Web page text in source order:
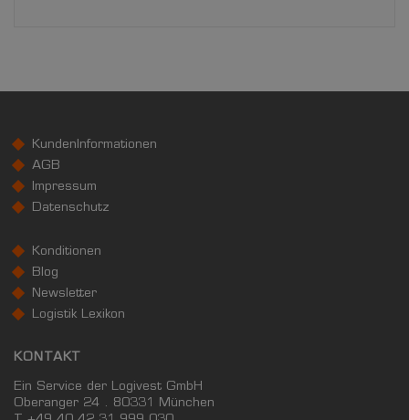
KundenInformationen
AGB
Impressum
Datenschutz
Konditionen
Blog
Newsletter
Logistik Lexikon
KONTAKT
Ein Service der Logivest GmbH
Oberanger 24 . 80331 München